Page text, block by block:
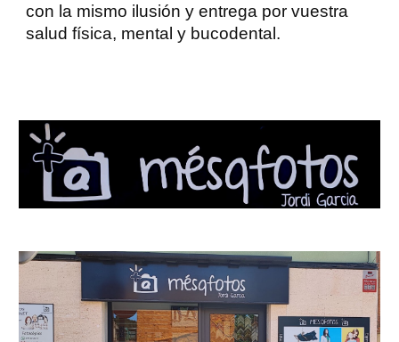
con la mismo ilusión y entrega por vuestra
salud física, mental y bucodental.